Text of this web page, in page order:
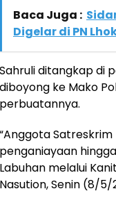
Baca Juga :
Digelar di PN
Sahruli ditangkap di
diboyong ke Mako
perbuatannya.
“Anggota
penganiayaan
Labuhan melalui
Nasution, Senin (8/5/